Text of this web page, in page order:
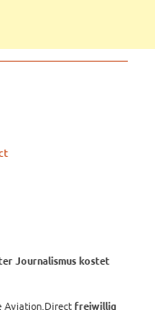
Journalismus kostet
Aviation.Direct freiwillig